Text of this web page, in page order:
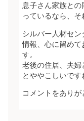
息子さん家族との
っているなら、そ
シルバー人材セ
情報、心に留めて
す。
老後の住居、夫婦
とややこしいです
コメントをありが